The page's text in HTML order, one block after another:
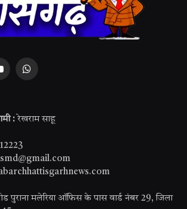
WhatsApp
: रेखराम साहू
पुराना मलेरिया ऑफिस के पास वार्ड नंबर 29, जिला